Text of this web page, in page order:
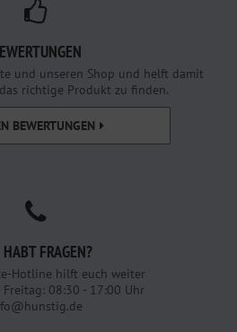
und unseren Shop und helft damit
richtige Produkt zu finden.
BEWERTUNGEN
FRAGEN?
Hotline hilft euch weiter
08:30 - 17:00 Uhr